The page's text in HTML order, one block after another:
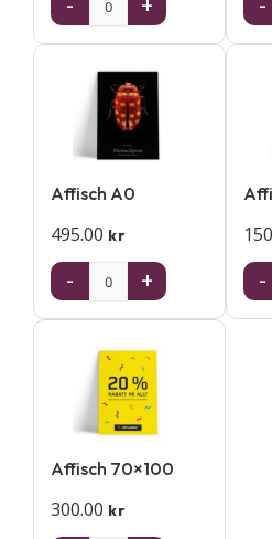
Affisch A0
495.00 kr
- + -
Affisch 70×100
300.00 kr